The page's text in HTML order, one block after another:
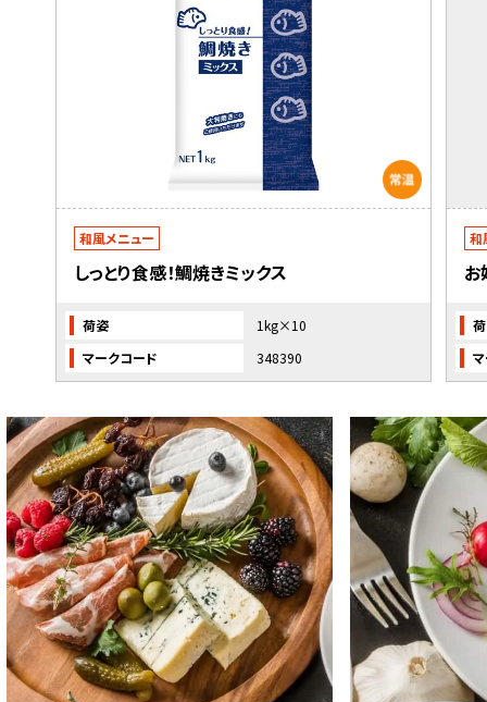
和風メニュー
しっとり食感！鯛焼きミックス
荷姿
1kg×10
マークコード
348390
和
お